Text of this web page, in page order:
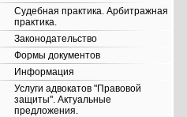
Судебная практика. Арбитражная
практика.
Законодательство
Формы документов
Информация
Услуги адвокатов "Правовой
защиты". Актуальные
предложения.